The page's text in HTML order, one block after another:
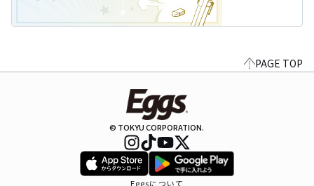
PAGE TOP
© TOKYU CORPORATION.
Eggsについて